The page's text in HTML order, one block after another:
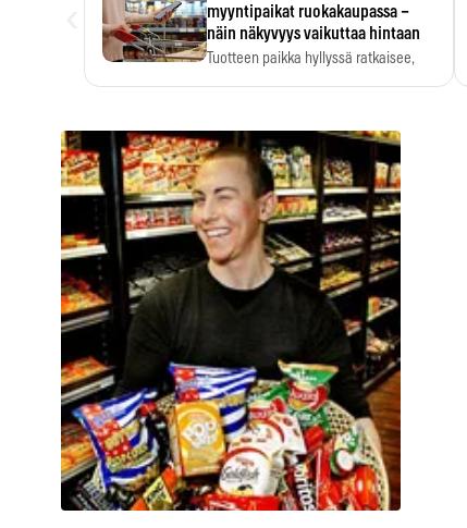
myyntipaikat ruokakaupassa –
näin näkyvyys vaikuttaa hintaan
Tuotteen paikka hyllyssä ratkaisee,